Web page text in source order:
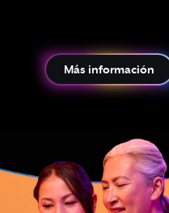
Más información